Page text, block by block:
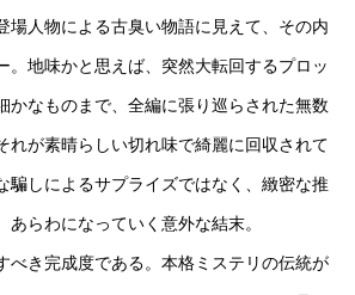
人物による古臭い物語に見えて、その内
。地味かと思えば、突然大転回するプロッ
かなものまで、全編に張り巡らされた無数
れが素晴らしい切れ味で綺麗に回収されて
騙しによるサプライズではなく、緻密な推
あらわになっていく意外な結末。
き完成度である。本格ミステリの伝統が